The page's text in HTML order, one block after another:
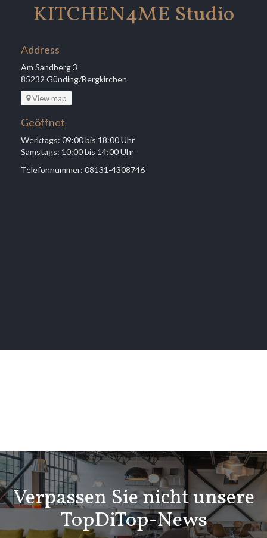
KITCHEN4ME Studio
Address
Am Sandberg 3
85232 Günding/Bergkirchen
View map
Geöffnet
Werktags: 09:00 bis 18:00 Uhr
Samstags: 10:00 bis 14:00 Uhr
Telefonnummer: 08131-4308746
Verpassen Sie nicht unsere
TopDiTop-News